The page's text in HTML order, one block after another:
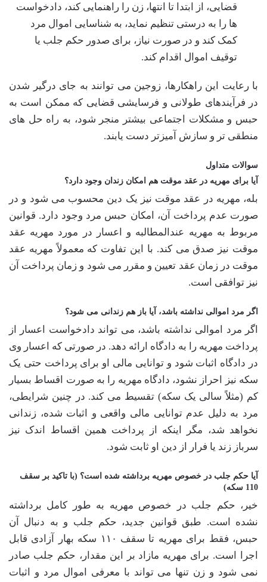
قضایی، از ابتدا تا انتها، زن را راهنمایی کند، دادخواست
ها را به درستی تنظیم نماید، به شناسایی اموال مرد
کمک کند و در صورت نیاز، برای صدور حکم جلب یا
توقیف اموال اقدام کند.
با رعایت این راهکارها، زوجین می توانند به جای درگیر شدن
در فرآیندهای طولانی و فرسایشی قضایی که ممکن است به
حبس و مشکلات اجتماعی بیشتر منجر شود، به راه حل های
منطقی تر و سازش آمیزتر دست یابند.
سوالات متداول
آیا برای مهریه در عقد موقت هم امکان زندان وجود دارد؟
بله، مهریه در عقد موقت نیز یک دین محسوب می شود و در
صورت عدم پرداخت آن، امکان حبس مرد وجود دارد. قوانین
مربوط به مهریه عندالمطالبه و اعسار در مورد مهریه عقد
موقت نیز صدق می کند. با این تفاوت که معمولاً مهریه عقد
موقت در زمان عقد تعیین و مقرر می شود و زمان پرداخت آن
نیز توافقی است.
اگر مرد اموالی نداشته باشد، آیا باز هم زندانی می شود؟
اگر مرد اموالی نداشته باشد، می تواند دادخواست اعسار از
پرداخت مهریه را به دادگاه ارائه دهد. در صورتی که اعسار وی
در دادگاه اثبات شود و توانایی مالی او برای پرداخت حتی یک
سکه نیز احراز نشود، دادگاه مهریه را به صورت اقساط بسیار
کم (مثلاً سالی یک سکه) تقسیط می کند. در چنین شرایطی،
مرد به دلیل عدم توانایی مالی واقعی و اثبات شده، زندانی
نخواهد شد، مگر اینکه از پرداخت همین اقساط اندک نیز
سرباز زند یا فرار از دین او ثابت شود.
آیا حکم جلب در خصوص مهریه برداشته شده است؟ (با تاکید بر سقف
110 سکه)
خیر، حکم جلب در خصوص مهریه به طور کامل برداشته
نشده است. طبق قوانین جدید، حکم جلب و به دنبال آن
حبس، فقط برای مهریه تا سقف ۱۱۰ سکه بهار آزادی قابل
اجرا است. برای مهریه مازاد بر این مقدار، حکم جلب صادر
نمی شود و زن تنها می تواند با معرفی اموال مرد و اثبات